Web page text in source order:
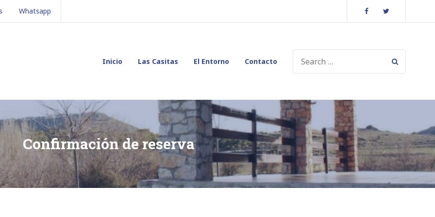
Whatsapp Facebook
Inicio Las Casitas El Entorno Contacto
SEARCH
FOR:
Confirmación de reserva